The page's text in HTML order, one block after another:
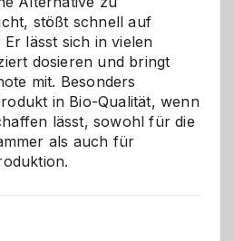
Hunde
im
eigenen
Zuhause
stößt schnell auf
lässt sich in vielen
dosieren und bringt
mit. Besonders
in Bio-Qualität, wenn
lässt, sowohl für die
als auch für